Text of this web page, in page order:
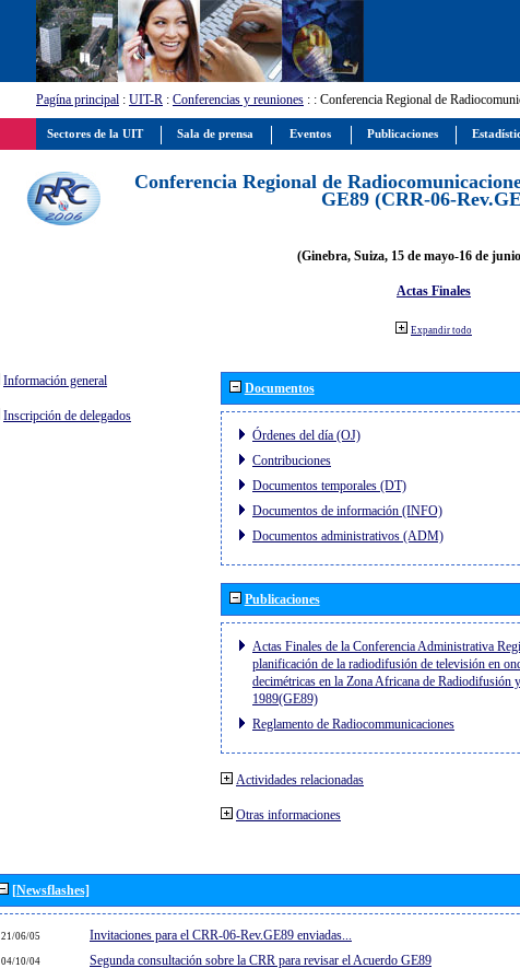
Pagína principal : UIT-R : Conferencias y reuniones : : Conferencia Regional de
Conferencia Regional de
GE89 (CRR-06-
(Ginebra, Suiza, 15 de mayo-16 de
Actas Finales
Expandir todo
Información general
Inscripción de delegados
Documentos
Órdenes del día (OJ)
Contribuciones
Documentos temporales (DT)
Documentos de información (INFO)
Documentos administrativos (ADM)
Publicaciones
Actas Finales de la Conferencia Administrativa
planificación de la radiodifusión de televisión en
decimétricas en la Zona Africana de Radiodifusión
1989(GE89)
Reglamento de Radiocommunicaciones
Actividades relacionadas
Otras informaciones
[Newsflashes]
21/06/05 Invitaciones para el CRR-06-Rev.GE89 enviadas...
04/10/04
Segunda consultación sobre la CRR para revisar el Acuerdo GE89
Sectores de la UIT Sala de prensa Eventos Publicaciones